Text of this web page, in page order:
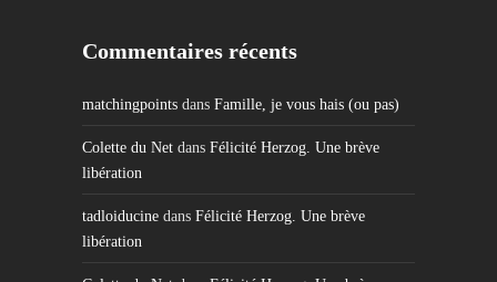
Commentaires récents
matchingpoints dans Famille, je vous hais (ou pas)
Colette du Net dans Félicité Herzog. Une brève
libération
tadloiducine dans Félicité Herzog. Une brève
libération